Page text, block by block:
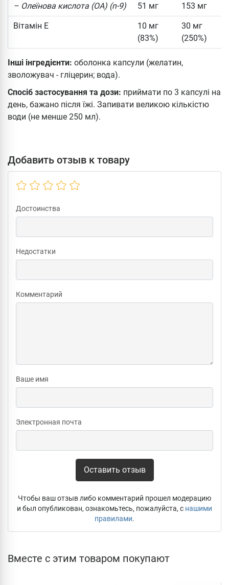
– Олеїнова кислота (ОА) (n-9) 51 мг 153 мг
Вітамін Е
10 мг
(83%)
30 мг
(250%)
Інші інгредієнти: оболонка капсули (желатин,
зволожувач - гліцерин; вода).
Спосіб застосування та дози: приймати по 3 капсулі на
день, бажано після їжі. Запивати великою кількістю
води (не менше 250 мл).
Добавить отзыв к товару
Достоинства
Недостатки
Комментарий
Ваше имя
Электронная почта
Оставить отзыв
Чтобы ваш отзыв либо комментарий прошел модерацию
и был опубликован, ознакомьтесь, пожалуйста, с нашими
правилами.
Вместе с этим товаром покупают